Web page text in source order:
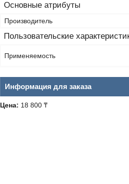
Основные атрибуты
Производитель
Пользовательские
Применяемость
Информация для заказа
Цена: 18 800 ₸